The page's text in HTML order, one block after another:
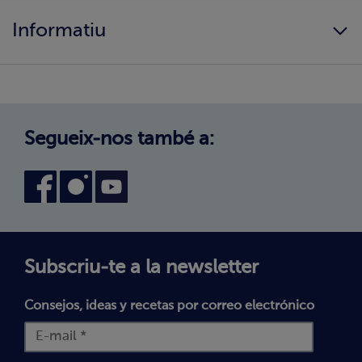
Els nostres valors
Informatiu
Declaració d'accessibilitat
Política de Galetes
Segueix-nos també a:
Subscriu-te a la newsletter
Consejos, ideas y recetas por correo electrónico